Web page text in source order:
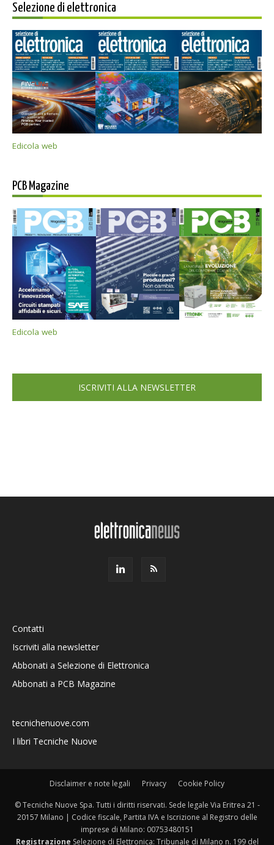
Selezione di elettronica
Edicola web
PCB Magazine
Edicola web
ISCRIVITI ALLA NEWSLETTER
Contatti
Iscriviti alla newsletter
Abbonati a Selezione di Elettronica
Abbonati a PCB Magazine
tecnichenuove.com
I libri Tecniche Nuove
Disclaimer e note legali Privacy Cookie Policy
© Tecniche Nuove Spa. Tutti i diritti riservati. Sede legale Via Eritrea 21 -
20157 Milano | Codice fiscale, Partita IVA e Iscrizione al Registro delle
imprese di Milano: 00753480151
Registrazione Selezione di Elettronica: Tribunale di Milano n. 199 del